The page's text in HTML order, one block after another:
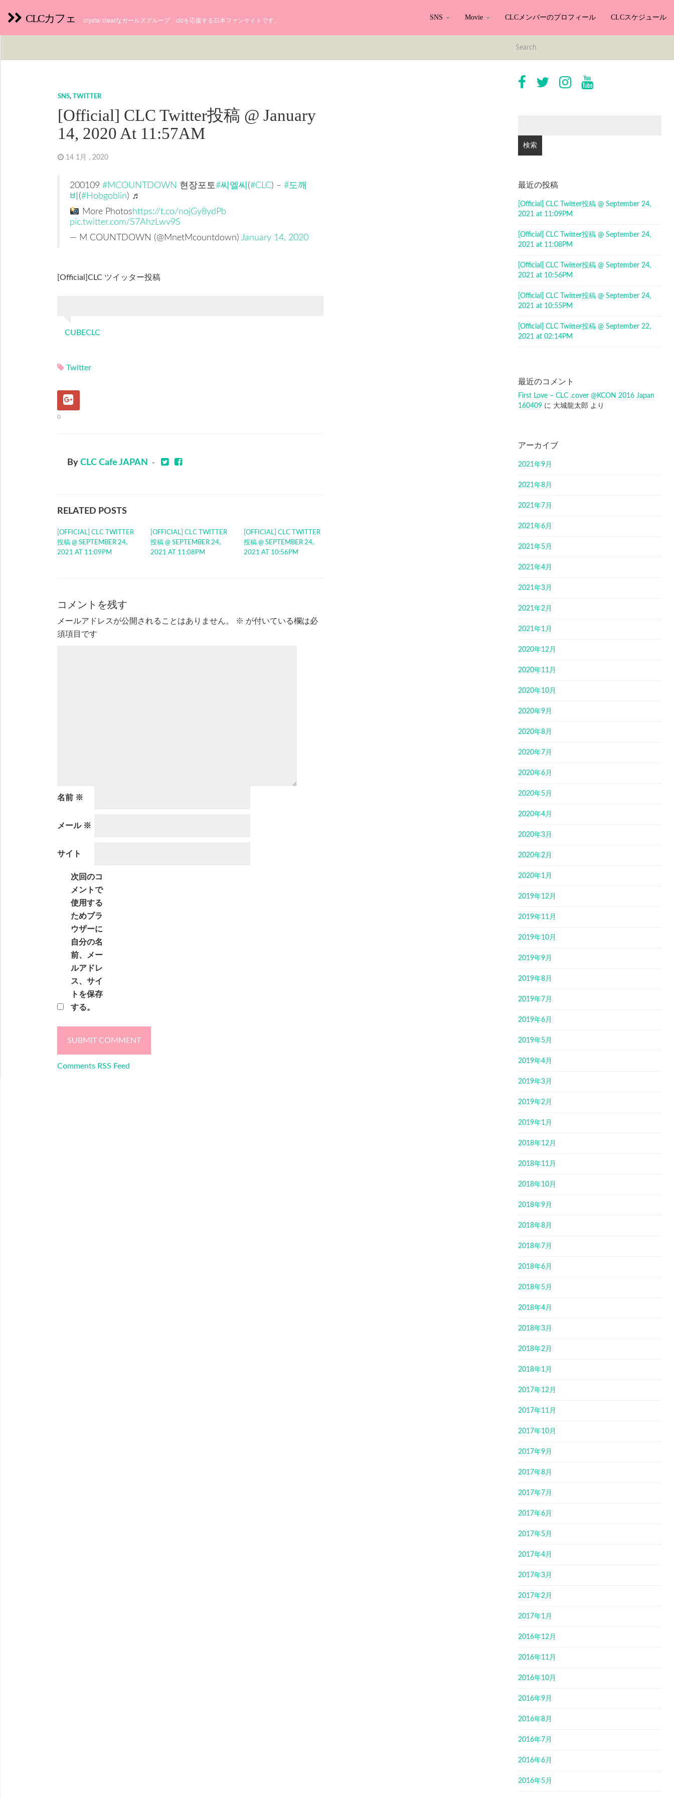
CLCカフェ crystal clearなガールズグループ、clcを応援する日本ファンサイトです。 SNS Movie CLCメンバーのプロフィール CLCスケジュール
SNS,TWITTER
[Official] CLC Twitter投稿 @ January
14, 2020 At 11:57AM
14 1月 , 2020
200109 #MCOUNTDOWN 현장포토#씨엘씨 (#CLC) – #도깨
비 (#Hobgoblin) ♬
More Photoshttps://t.co/nojGy8ydPb
pic.twitter.com/S7AhzLwv9S
— M COUNTDOWN (@MnetMcountdown) January 14, 2020
[Official]CLC ツイッター投稿
CUBECLC
Twitter
0
By CLC Cafe JAPAN -
RELATED POSTS
[OFFICIAL] CLC TWITTER
投稿 @ SEPTEMBER 24,
2021 AT 11:09PM
[OFFICIAL] CLC TWITTER
投稿 @ SEPTEMBER 24,
2021 AT 11:08PM
[OFFICIAL] CLC TWITTER
投稿 @ SEPTEMBER 24,
2021 AT 10:56PM
コメントを残す
メールアドレスが公開されることはありません。 ※ が付いている欄は必
須項目です
名前 ※
メール ※
サイト
次回のコ
メントで
使用する
ためブラ
ウザーに
自分の名
前、メー
ルアドレ
ス、サイ
トを保存
する。
Comments RSS Feed
最近の投稿
[Official] CLC Twitter投稿 @ September 24,
2021 at 11:09PM
[Official] CLC Twitter投稿 @ September 24,
2021 at 11:08PM
[Official] CLC Twitter投稿 @ September 24,
2021 at 10:56PM
[Official] CLC Twitter投稿 @ September 24,
2021 at 10:55PM
[Official] CLC Twitter投稿 @ September 22,
2021 at 02:14PM
最近のコメント
First Love – CLC .cover @KCON 2016 Japan
160409 に 大城龍太郎 より
アーカイブ
2021年9月
2021年8月
2021年7月
2021年6月
2021年5月
2021年4月
2021年3月
2021年2月
2021年1月
2020年12月
2020年11月
2020年10月
2020年9月
2020年8月
2020年7月
2020年6月
2020年5月
2020年4月
2020年3月
2020年2月
2020年1月
2019年12月
2019年11月
2019年10月
2019年9月
2019年8月
2019年7月
2019年6月
2019年5月
2019年4月
2019年3月
2019年2月
2019年1月
2018年12月
2018年11月
2018年10月
2018年9月
2018年8月
2018年7月
2018年6月
2018年5月
2018年4月
2018年3月
2018年2月
2018年1月
2017年12月
2017年11月
2017年10月
2017年9月
2017年8月
2017年7月
2017年6月
2017年5月
2017年4月
2017年3月
2017年2月
2017年1月
2016年12月
2016年11月
2016年10月
2016年9月
2016年8月
2016年7月
2016年6月
2016年5月